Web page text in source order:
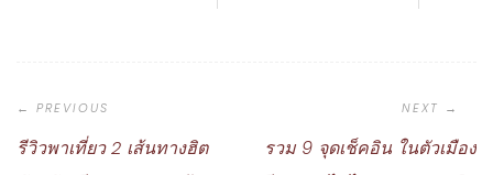
Navigation
รีวิวพาเที่ยว 2 เส้นทางฮิต
รวม 9 จุดเช็คอิน ในตัวเมือง